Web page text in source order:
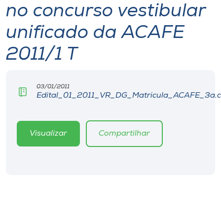
Cultura
CPA
Biblioteca
Editora
Rádio
no concurso vestibular
unificado da ACAFE
2011/1 T
03/01/2011
Visualizar Compartilhar